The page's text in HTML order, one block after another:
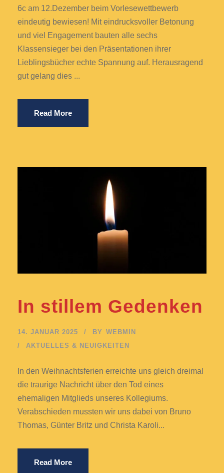
6c am 12.Dezember beim Vorlesewettbewerb
eindeutig bewiesen! Mit eindrucksvoller Betonung
und viel Engagement bauten alle sechs
Klassensieger bei den Präsentationen ihrer
Lieblingsbücher echte Spannung auf. Herausragend
gut gelang dies ...
Read More
In stillem Gedenken
14. JANUAR 2025 BY WEBMIN
AKTUELLES & NEUIGKEITEN
In den Weihnachtsferien erreichte uns gleich dreimal
die traurige Nachricht über den Tod eines
ehemaligen Mitglieds unseres Kollegiums.
Verabschieden mussten wir uns dabei von Bruno
Thomas, Günter Britz und Christa Karoli...
Read More